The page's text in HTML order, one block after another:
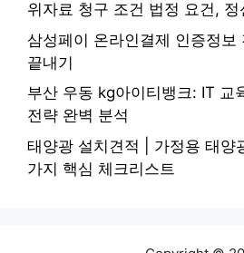
위자료 청구 조건 법정 요건,
삼성페이 온라인결제 인증정보
끝내기
부산 우동 kg아이티뱅크: IT 교
전략 완벽 분석
태양광 설치견적 | 가정용 태양
가지 핵심 체크리스트